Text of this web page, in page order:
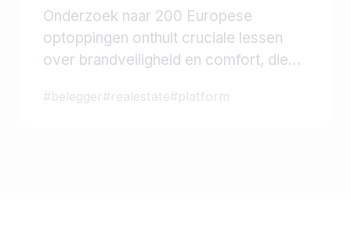
Onderzoek naar 200 Europese
optoppingen onthult cruciale lessen
over brandveiligheid en comfort, die
#belegger#realestate#platform